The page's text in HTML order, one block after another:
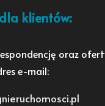
klientów:
oraz
e-mail: